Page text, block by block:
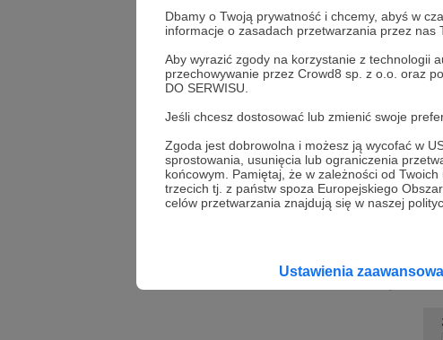
Dbamy o Twoją prywatność i chcemy, abyś w
informacje o zasadach przetwarzania przez nas
Aby wyrazić zgody na korzystanie z technologii
przechowywanie przez Crowd8 sp. z o.o. oraz
DO SERWISU.
Jeśli chcesz dostosować lub zmienić swoje
Zgoda jest dobrowolna i możesz ją wycofać w
sprostowania, usunięcia lub ograniczenia
końcowym. Pamiętaj, że w zależności od
trzecich tj. z państw spoza Europejskiego
celów przetwarzania znajdują się w naszej
Ustawienia
1. Tutaj możesz
ciekawego!
zdjęciem, razem
warto uchylić rąbka